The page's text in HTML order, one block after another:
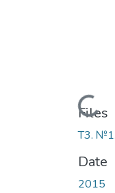
Loading...
Files
Т3.
Date
2015